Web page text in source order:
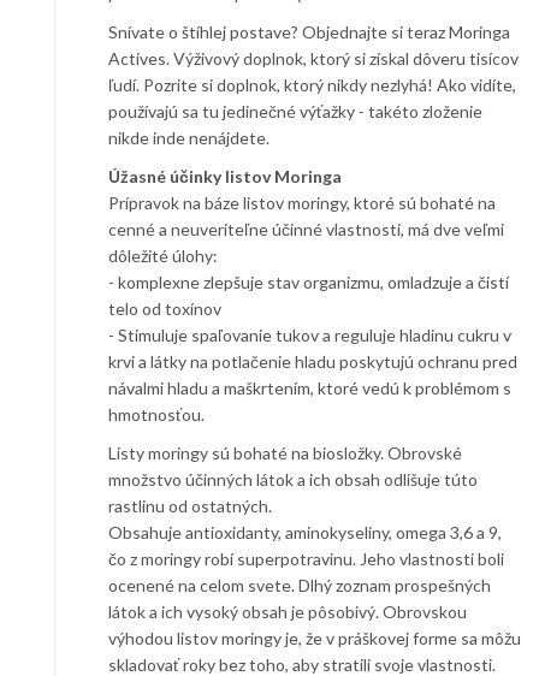
Snívate o štíhlej postave? Objednajte si teraz Moringa
Actives. Výživový doplnok, ktorý si získal dôveru tisícov
ľudí. Pozrite si doplnok, ktorý nikdy nezlyhá! Ako vidíte,
používajú sa tu jedinečné výťažky - takéto zloženie
nikde inde nenájdete.
Úžasné účinky listov Moringa
Prípravok na báze listov moringy, ktoré sú bohaté na
cenné a neuveriteľne účinné vlastnosti, má dve veľmi
dôležité úlohy:
- komplexne zlepšuje stav organizmu, omladzuje a čistí
telo od toxínov
- Stimuluje spaľovanie tukov a reguluje hladinu cukru v
krvi a látky na potlačenie hladu poskytujú ochranu pred
návalmi hladu a maškrtením, ktoré vedú k problémom s
hmotnosťou.
Listy moringy sú bohaté na biosložky. Obrovské
množstvo účinných látok a ich obsah odlišuje túto
rastlinu od ostatných.
Obsahuje antioxidanty, aminokyseliny, omega 3,6 a 9,
čo z moringy robí superpotravinu. Jeho vlastnosti boli
ocenené na celom svete. Dlhý zoznam prospešných
látok a ich vysoký obsah je pôsobivý. Obrovskou
výhodou listov moringy je, že v práškovej forme sa môžu
skladovať roky bez toho, aby stratili svoje vlastnosti.